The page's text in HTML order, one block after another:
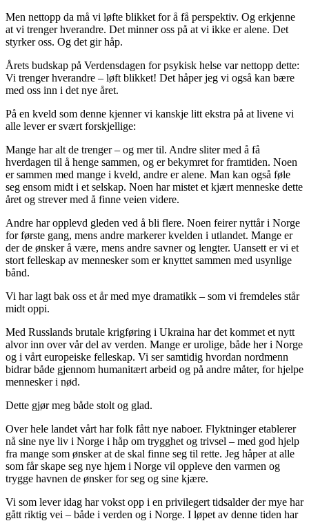
Men nettopp da må vi løfte blikket for å få perspektiv. Og erkjenne
at vi trenger hverandre. Det minner oss på at vi ikke er alene. Det
styrker oss. Og det gir håp.
Årets budskap på Verdensdagen for psykisk helse var nettopp dette:
Vi trenger hverandre – løft blikket! Det håper jeg vi også kan bære
med oss inn i det nye året.
På en kveld som denne kjenner vi kanskje litt ekstra på at livene vi
alle lever er svært forskjellige:
Mange har alt de trenger – og mer til. Andre sliter med å få
hverdagen til å henge sammen, og er bekymret for framtiden. Noen
er sammen med mange i kveld, andre er alene. Man kan også føle
seg ensom midt i et selskap. Noen har mistet et kjært menneske dette
året og strever med å finne veien videre.
Andre har opplevd gleden ved å bli flere. Noen feirer nyttår i Norge
for første gang, mens andre markerer kvelden i utlandet. Mange er
der de ønsker å være, mens andre savner og lengter. Uansett er vi et
stort felleskap av mennesker som er knyttet sammen med usynlige
bånd.
Vi har lagt bak oss et år med mye dramatikk – som vi fremdeles står
midt oppi.
Med Russlands brutale krigføring i Ukraina har det kommet et nytt
alvor inn over vår del av verden. Mange er urolige, både her i Norge
og i vårt europeiske felleskap. Vi ser samtidig hvordan nordmenn
bidrar både gjennom humanitært arbeid og på andre måter, for hjelpe
mennesker i nød.
Dette gjør meg både stolt og glad.
Over hele landet vårt har folk fått nye naboer. Flyktninger etablerer
nå sine nye liv i Norge i håp om trygghet og trivsel – med god hjelp
fra mange som ønsker at de skal finne seg til rette. Jeg håper at alle
som får skape seg nye hjem i Norge vil oppleve den varmen og
trygge havnen de ønsker for seg og sine kjære.
Vi som lever idag har vokst opp i en privilegert tidsalder der mye har
gått riktig vei – både i verden og i Norge. I løpet av denne tiden har